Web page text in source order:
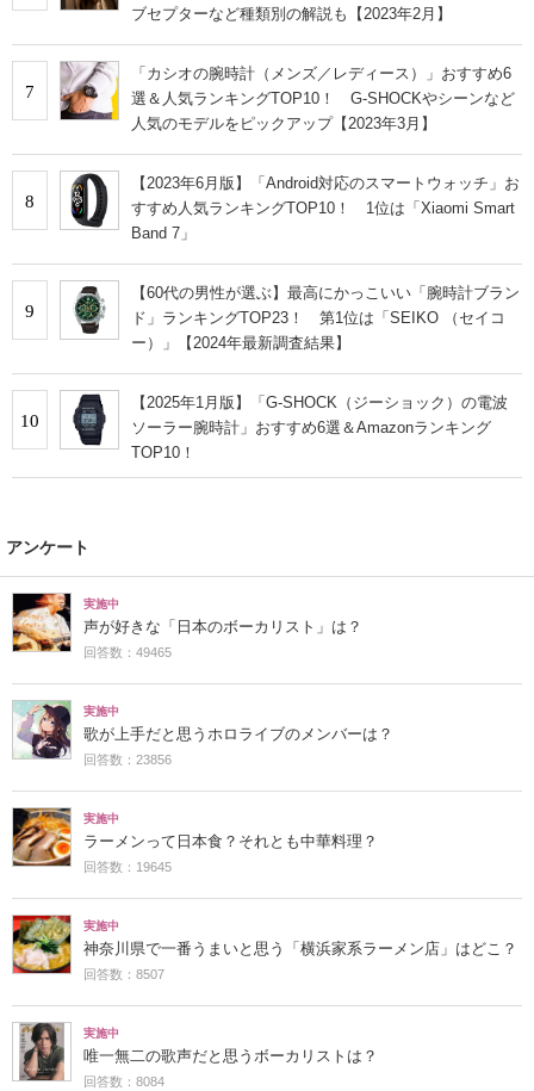
ブセプターなど種類別の解説も【2023年2月】
7
「カシオの腕時計（メンズ／レディース）」おすすめ6
選＆人気ランキングTOP10！ G-SHOCKやシーンなど
人気のモデルをピックアップ【2023年3月】
8
【2023年6月版】「Android対応のスマートウォッチ」お
すすめ人気ランキングTOP10！ 1位は「Xiaomi Smart
Band 7」
9
【60代の男性が選ぶ】最高にかっこいい「腕時計ブラン
ド」ランキングTOP23！ 第1位は「SEIKO （セイコ
ー）」【2024年最新調査結果】
10
【2025年1月版】「G-SHOCK（ジーショック）の電波
ソーラー腕時計」おすすめ6選＆Amazonランキング
TOP10！
アンケート
実施中
声が好きな「日本のボーカリスト」は？
回答数：49465
実施中
歌が上手だと思うホロライブのメンバーは？
回答数：23856
実施中
ラーメンって日本食？それとも中華料理？
回答数：19645
実施中
神奈川県で一番うまいと思う「横浜家系ラーメン店」はどこ？
回答数：8507
実施中
唯一無二の歌声だと思うボーカリストは？
回答数：8084